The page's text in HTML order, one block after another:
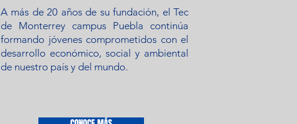
A más de 20 años de su fundación, el Tec
de Monterrey campus Puebla continúa
formando jóvenes comprometidos con el
desarrollo económico, social y ambiental
de nuestro país y del mundo.